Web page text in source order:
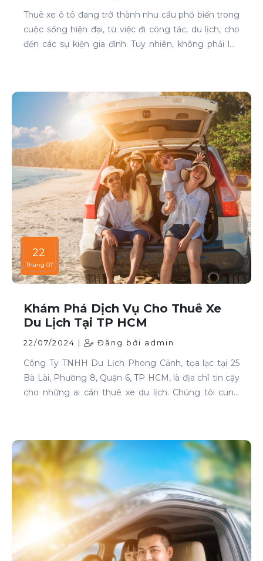
Thuê xe ô tô đang trở thành nhu cầu phổ biến trong
cuộc sống hiện đại, từ việc đi công tác, du lịch, cho
đến các sự kiện gia đình. Tuy nhiên, không phải lúc
cao điểm khi thuê xe ô tô và những lưu ý để thuê xe
một cách thông minh và tiết kiệm.
22
Tháng 07
Khám Phá Dịch Vụ Cho Thuê Xe
Du Lịch Tại TP HCM
22/07/2024 | Đăng bởi admin
Công Ty TNHH Du Lịch Phong Cảnh, tọa lạc tại 25
Bà Lài, Phường 8, Quận 6, TP HCM, là địa chỉ tin cậy
cho những ai cần thuê xe du lịch. Chúng tôi cung